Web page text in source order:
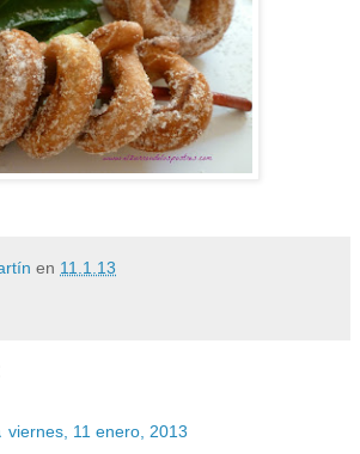
en 11.1.13
viernes, 11 enero, 2013